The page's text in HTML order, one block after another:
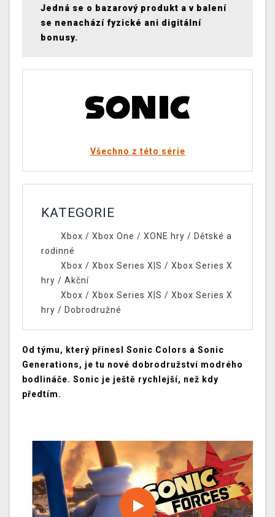
Jedná se o bazarový produkt a v balení
se nenachází fyzické ani digitální
bonusy.
Všechno z této série
KATEGORIE
Xbox / Xbox One / XONE hry / Dětské a
rodinné
Xbox / Xbox Series X|S / Xbox Series X
hry / Akční
Xbox / Xbox Series X|S / Xbox Series X
hry / Dobrodružné
Od týmu, který přinesl Sonic Colors a Sonic
Generations, je tu nové dobrodružství modrého
bodlináče. Sonic je ještě rychlejší, než kdy
předtím.